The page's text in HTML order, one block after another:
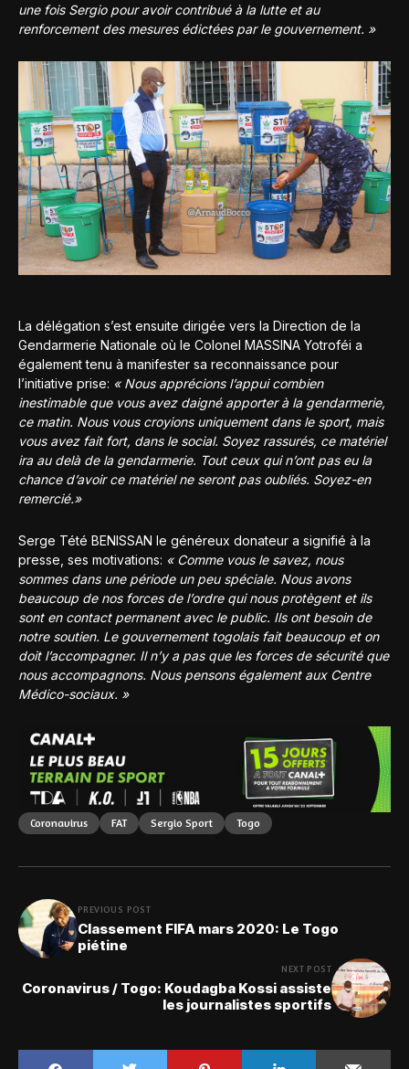
une fois Sergio pour avoir contribué à la lutte et au
renforcement des mesures édictées par le gouvernement. »
La délégation s’est ensuite dirigée vers la Direction de la
Gendarmerie Nationale où le Colonel MASSINA Yotroféi a
également tenu à manifester sa reconnaissance pour
l’initiative prise: « Nous apprécions l’appui combien
inestimable que vous avez daigné apporter à la gendarmerie,
ce matin. Nous vous croyions uniquement dans le sport, mais
vous avez fait fort, dans le social. Soyez rassurés, ce matériel
ira au delà de la gendarmerie. Tout ceux qui n’ont pas eu la
chance d’avoir ce matériel ne seront pas oubliés. Soyez-en
remercié.»
Serge Tété BENISSAN le généreux donateur a signifié à la
presse, ses motivations: « Comme vous le savez, nous
sommes dans une période un peu spéciale. Nous avons
beaucoup de nos forces de l’ordre qui nous protègent et ils
sont en contact permanent avec le public. Ils ont besoin de
notre soutien. Le gouvernement togolais fait beaucoup et on
doit l’accompagner. Il n’y a pas que les forces de sécurité que
nous accompagnons. Nous pensons également aux Centre
Médico-sociaux. »
Coronavirus FAT Sergio Sport Togo
PREVIOUS POST
Classement FIFA mars 2020: Le Togo
piétine
NEXT POST
Coronavirus / Togo: Koudagba Kossi assiste
les journalistes sportifs